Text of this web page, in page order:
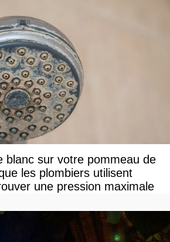
blanc sur votre pommeau de
les plombiers utilisent
une pression maximale